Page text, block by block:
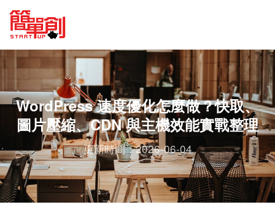
WordPress 速度優化怎麼做？快取、
圖片壓縮、CDN 與主機效能實戰整理
更新時間：2026-06-04